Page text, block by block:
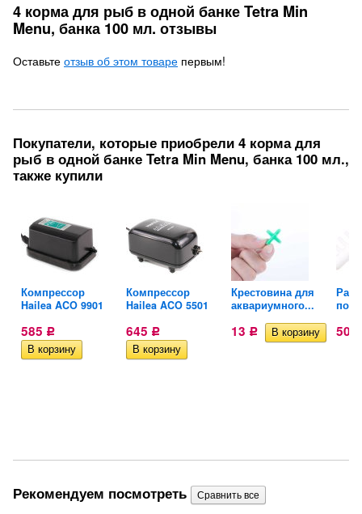
4 корма для рыб в одной банке Tetra Min
Menu, банка 100 мл. отзывы
Оставьте отзыв об этом товаре первым!
Покупатели, которые приобрели 4 корма для
рыб в одной банке Tetra Min Menu, банка 100 мл.,
также купили
Компрессор
Hailea ACO 9901
585 Р
Компрессор
Hailea ACO 5501
645 Р
Крестовина для
аквариумного...
13 Р 50
Рекомендуем посмотреть